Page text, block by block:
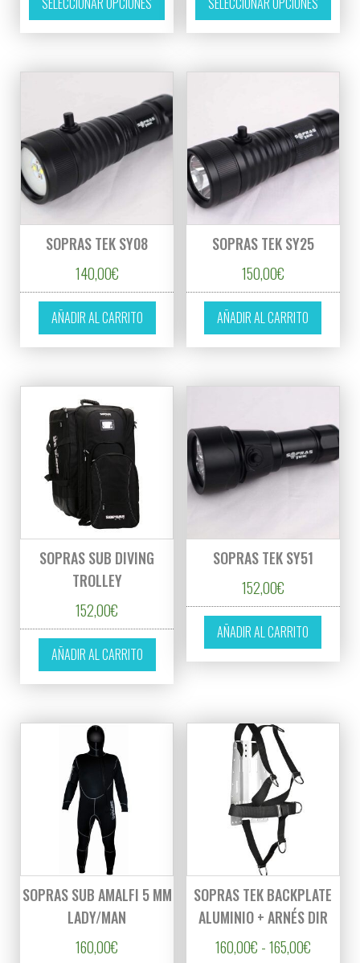
SOPRAS TEK SY08
140,00€
AÑADIR AL CARRITO
SOPRAS TEK SY25
150,00€
AÑADIR AL CARRITO
SOPRAS SUB DIVING
TROLLEY
152,00€
AÑADIR AL CARRITO
SOPRAS TEK SY51
152,00€
AÑADIR AL CARRITO
SOPRAS SUB AMALFI 5 MM
LADY/MAN
160,00€
SOPRAS TEK BACKPLATE
ALUMINIO + ARNÉS DIR
160,00€ -165,00€Rango